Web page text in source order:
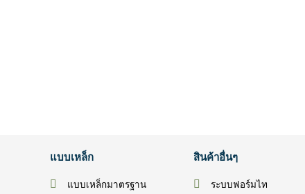
แบบเหล็ก
แบบเหล็กมาตรฐาน
สินค้าอื่นๆ
ระบบฟอร์มไท